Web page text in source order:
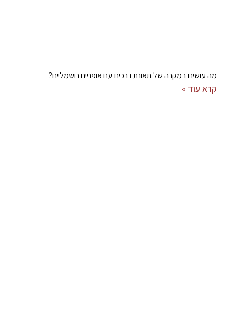
מה עושים במקרה של תאונת דרכים עם אופניים חשמליים?
קרא עוד »